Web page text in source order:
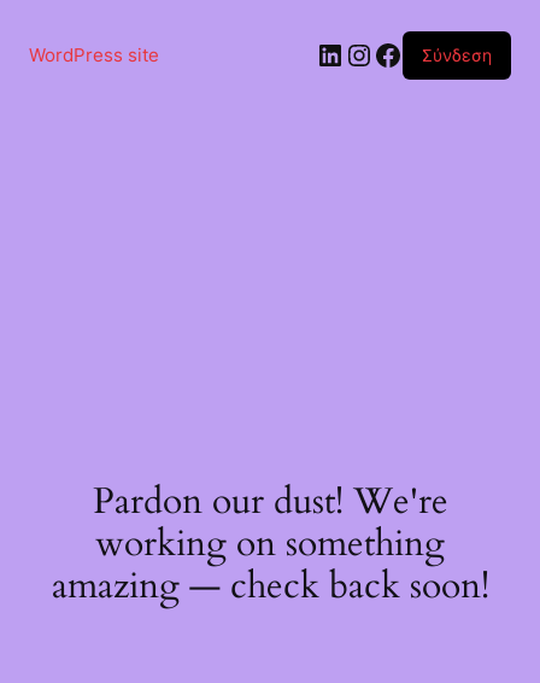
περιεχόμενο
WordPress site Linkedin
Instagram
Facebook
Σύνδεση
Pardon our dust! We're
working on something
amazing — check back soon!